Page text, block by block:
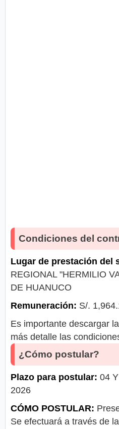
Condiciones del
Lugar de prestación del
REGIONAL "HERMILIO
DE HUANUCO
Remuneración: S/.
Es importante descargar
más detalle las
¿Cómo postular?
Plazo para postular: 04
2026
CÓMO POSTULAR:
Se efectuará a través de